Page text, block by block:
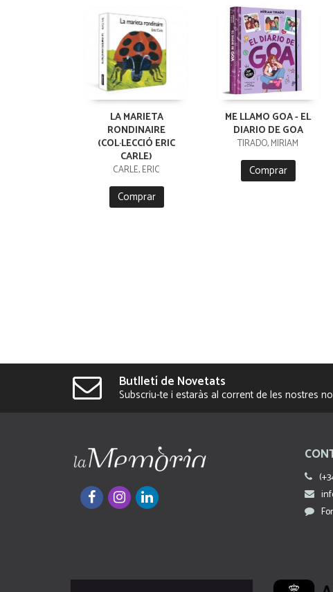
LA MARIETA
RONDINAIRE
(COL·LECCIÓ ERIC
CARLE)
CARLE, ERIC
Comprar
ME LLAMO GOA - EL
DIARIO DE GOA
TIRADO, MIRIAM
Comprar
Butlletí de Novetats
Subscriu-te i estaràs al corrent de les nostres